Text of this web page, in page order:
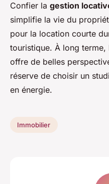
Confier la gestion
simplifie la vie du
pour la location courte
touristique. À long
offre de belles
réserve de choisir un
en énergie.
Immobilier